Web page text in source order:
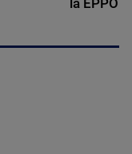
la EPPO